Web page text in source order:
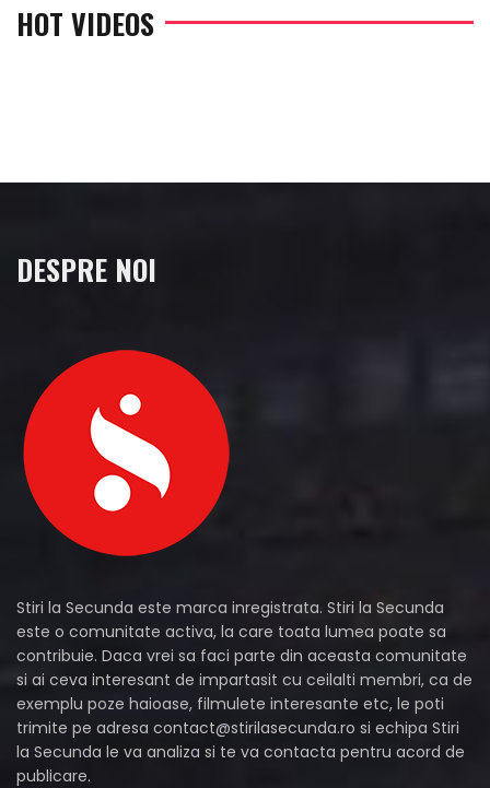
HOT VIDEOS
DESPRE NOI
Stiri la Secunda este marca inregistrata. Stiri la Secunda
este o comunitate activa, la care toata lumea poate sa
contribuie. Daca vrei sa faci parte din aceasta comunitate
si ai ceva interesant de impartasit cu ceilalti membri, ca de
exemplu poze haioase, filmulete interesante etc, le poti
trimite pe adresa contact@stirilasecunda.ro si echipa Stiri
la Secunda le va analiza si te va contacta pentru acord de
publicare.